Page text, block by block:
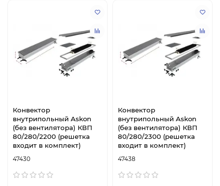
Конвектор
внутрипольный Askon
(без вентилятора) КВП
80/280/2200 (решетка
входит в комплект)
47430
Конвектор
внутрипольный Askon
(без вентилятора) КВП
80/280/2300 (решетка
входит в комплект)
47438